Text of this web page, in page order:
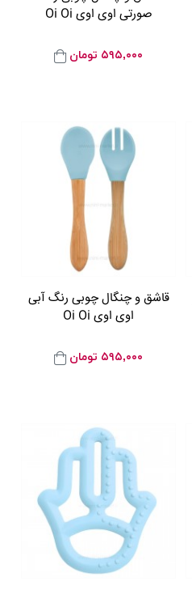
صورتی اوی اوی Oi Oi
۵۹۵,۰۰۰ تومان
قاشق و چنگال چوبی رنگ آبی
اوی اوی Oi Oi
۵۹۵,۰۰۰ تومان